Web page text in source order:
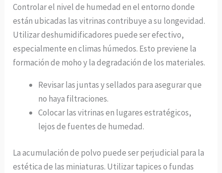
Controlar el nivel de humedad en el entorno donde
están ubicadas las vitrinas contribuye a su longevidad.
Utilizar deshumidificadores puede ser efectivo,
especialmente en climas húmedos. Esto previene la
formación de moho y la degradación de los materiales.
Revisar las juntas y sellados para asegurar que
no haya filtraciones.
Colocar las vitrinas en lugares estratégicos,
lejos de fuentes de humedad.
La acumulación de polvo puede ser perjudicial para la
estética de las miniaturas. Utilizar tapices o fundas